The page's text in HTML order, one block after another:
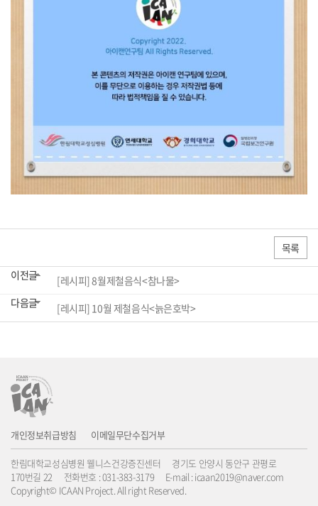
목록
이전글
[레시피] 8월제철음식<참나물>
다음글
[레시피] 10월 제철음식<늙은호박>
개인정보취급방침 이메일무단수집거부
한림대학교성심병원 웰니스건강증진센터 경기도 안양시 동안구 관평로
170번길 22 전화번호 : 031-383-3179 E-mail : icaan2019@naver.com
Copyright© ICAAN Project. All right Reserved.